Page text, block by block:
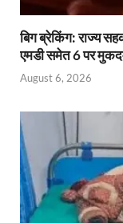
बिग ब्रेकिंग: राज्य
एमडी समेत 6 पर
August 6, 2026